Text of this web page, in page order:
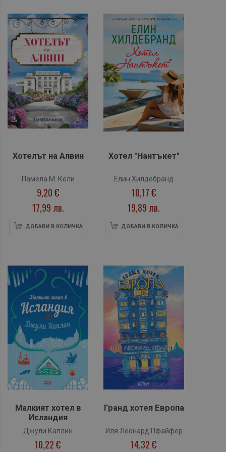
Хотелът на Алвин
Памела М. Кели
9,20 €
17,99 лв.
ДОБАВИ В КОЛИЧКА
Хотел "Нантъкет"
Елин Хилдебранд
10,17 €
19,89 лв.
ДОБАВИ В КОЛИЧКА
Малкият хотел в
Исландия
Джули Каплин
10,22 €
Гранд хотел Европа
Иля Леонард Пфайфер
14,32 €